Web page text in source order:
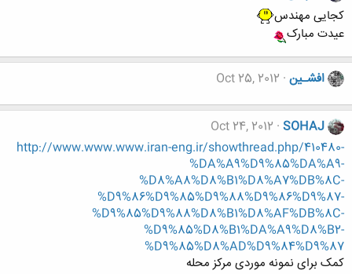
کجایی مهندس
عیدت مبارک
افشـین Oct 25, 2012
SOHAJ
Oct 24, 2012
http://www.www.www.iran-eng.ir/showthread.php/410480-
%DA%A9%D9%85%DA%A9-
%D8%A8%D8%B1%D8%A7%DB%8C-
%D9%86%D9%85%D9%88%D9%86%D9%87-
%D9%85%D9%88%D8%B1%D8%AF%DB%8C-
%D9%85%D8%B1%DA%A9%D8%B2-
%D9%85%D8%AD%D9%84%D9%87
کمک برای نمونه موردی مرکز محله